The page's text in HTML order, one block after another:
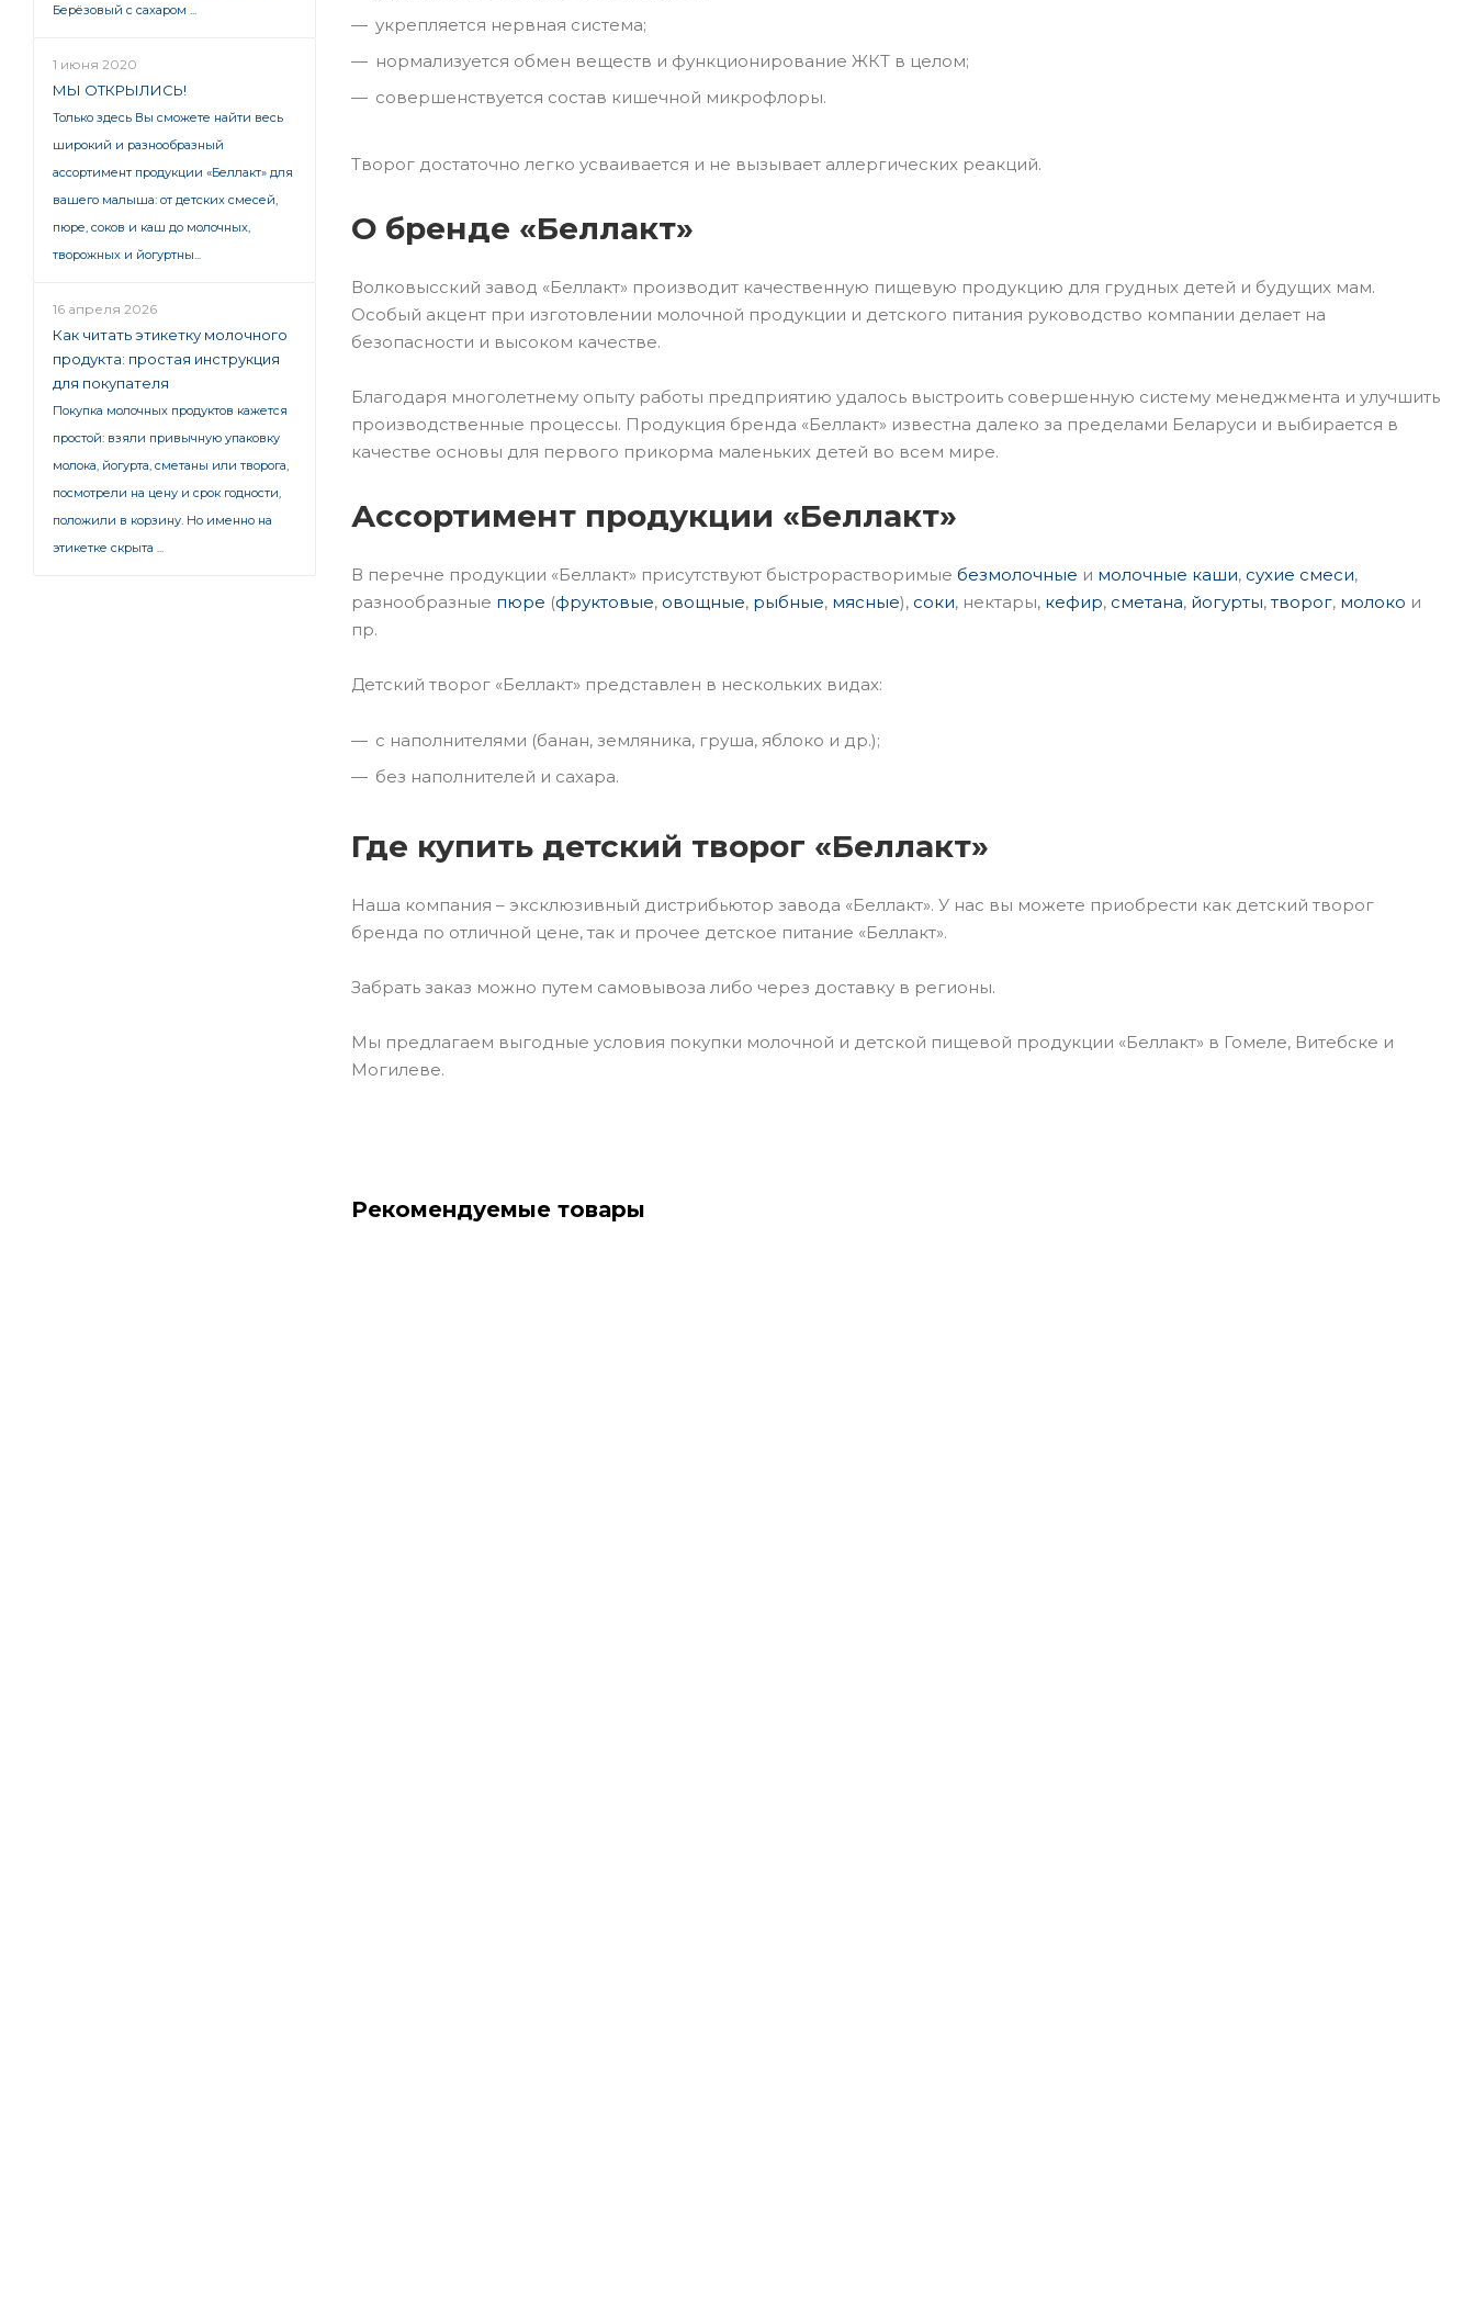
укрепляется нервная система;
нормализуется обмен веществ и функционирование ЖКТ в целом;
совершенствуется состав кишечной микрофлоры.
Творог достаточно легко усваивается и не вызывает аллергических реакций.
О бренде «Беллакт»
Волковысский завод «Беллакт» производит качественную пищевую продукцию для грудных детей и будущих мам.
Особый акцент при изготовлении молочной продукции и детского питания руководство компании делает на
безопасности и высоком качестве.
Благодаря многолетнему опыту работы предприятию удалось выстроить совершенную систему менеджмента и улучшить
производственные процессы. Продукция бренда «Беллакт» известна далеко за пределами Беларуси и выбирается в
качестве основы для первого прикорма маленьких детей во всем мире.
Ассортимент продукции «Беллакт»
В перечне продукции «Беллакт» присутствуют быстрорастворимые безмолочные и молочные каши, сухие смеси,
разнообразные пюре (фруктовые, овощные, рыбные, мясные), соки, нектары, кефир, сметана, йогурты,творог, молоко и
пр.
Детский творог «Беллакт» представлен в нескольких видах:
с наполнителями (банан, земляника, груша, яблоко и др.);
без наполнителей и сахара.
Где купить детский творог «Беллакт»
Наша компания – эксклюзивный дистрибьютор завода «Беллакт». У нас вы можете приобрести как детский творог
бренда по отличной цене, так и прочее детское питание «Беллакт».
Забрать заказ можно путем самовывоза либо через доставку в регионы.
Мы предлагаем выгодные условия покупки молочной и детской пищевой продукции «Беллакт» в Гомеле, Витебске и
Могилеве.
Рекомендуемые товары
Берёзовый с сахаром ...
1 июня 2020
МЫ ОТКРЫЛИСЬ!
Только здесь Вы сможете найти весь
широкий и разнообразный
ассортимент продукции «Беллакт» для
вашего малыша: от детских смесей,
пюре, соков и каш до молочных,
творожных и йогуртны...
16 апреля 2026
Как читать этикетку молочного
продукта: простая инструкция
для покупателя
Покупка молочных продуктов кажется
простой: взяли привычную упаковку
молока, йогурта, сметаны или творога,
посмотрели на цену и срок годности,
положили в корзину. Но именно на
этикетке скрыта ...